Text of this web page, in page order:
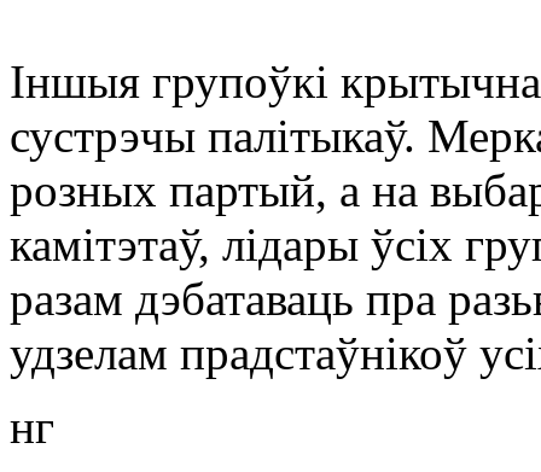
Іншыя групоўкі
сустрэчы палітыкаў.
розных партый, а на
камітэтаў, лідары ўсіх
разам дэбатаваць пра
удзелам прадстаўнікоў
нг